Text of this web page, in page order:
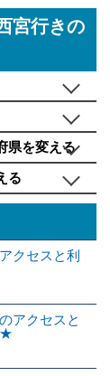
宮行きの
県を変える
る
クセスと利
アクセスと
★